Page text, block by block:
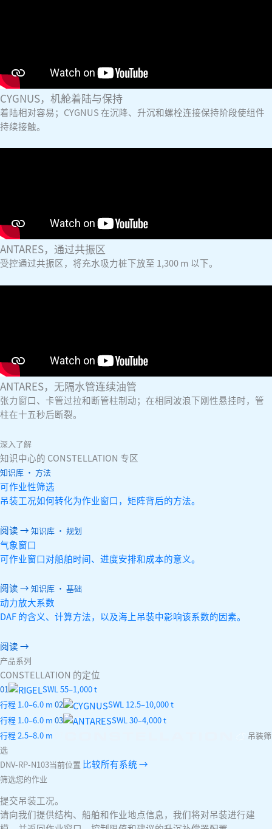
CYGNUS，机舱着陆与保持
着陆相对容易；CYGNUS 在沉降、升沉和螺栓连接保持阶段使组件
持续接触。
ANTARES，通过共振区
受控通过共振区，将充水吸力桩下放至 1,300 m 以下。
ANTARES，无隔水管连续油管
张力窗口、卡管过拉和断管柱制动；在相同波浪下刚性悬挂时，管
柱在十五秒后断裂。
深入了解
知识中心的 CONSTELLATION 专区
知识库 · 方法
可作业性筛选
吊装工况如何转化为作业窗口，矩阵背后的方法。
阅读 → 知识库 · 规划
气象窗口
可作业窗口对船舶时间、进度安排和成本的意义。
阅读 → 知识库 · 基础
动力放大系数
DAF 的含义、计算方法，以及海上吊装中影响该系数的因素。
阅读 →
产品系列
CONSTELLATION 的定位
01
SWL 55–1,000 t
行程 1.0–6.0 m 02
SWL 12.5–10,000 t
行程 1.0–6.0 m 03
SWL 30–4,000 t
行程 2.5–8.0 m
吊装筛
选
DNV-RP-N103当前位置 比较所有系统 →
筛选您的作业
提交吊装工况。
请向我们提供结构、船舶和作业地点信息，我们将对吊装进行建